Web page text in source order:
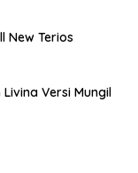
New Terios
Versi Mungil